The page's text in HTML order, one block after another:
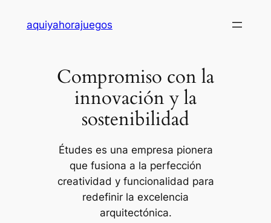
aquiyahorajuegos
Compromiso con la
innovación y la
sostenibilidad
Études es una empresa pionera
que fusiona a la perfección
creatividad y funcionalidad para
redefinir la excelencia
arquitectónica.